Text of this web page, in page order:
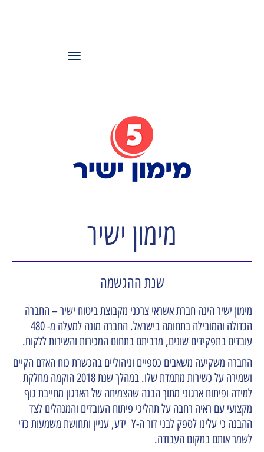
תפריט
מימון ישיר
שנת ההגשמה
מימון ישיר הינה חברת אשראי צרכני מקבוצת ביטוח ישיר – החברה
הגדולה והמובילה בתחומה בישראל. החברה מונה למעלה מ- 480
עובדים בתפקידים שונים, מרביתם בתחום המכירות והשירות ללקוח.
החברה משקיעה משאבים כספיים וניהוליים בהכשרת כוח האדם הקיים
ושמירה על כשירות מתמדת שלו. במהלך שנת 2018 הוקמה מחלקת
למידה ופיתוח ארגוני מתוך הבנה שהצמיחה של הארגון מחייבת גוף
מקצועי עם ראיה רחבה על תהליכי פיתוח העובדים והמנהלים לצד
ההבנה כי עלינו לספק לבני דור ה-Y ידע, עניין ותחושת משמעות כדי
לשמר אותם במקום העבודה.